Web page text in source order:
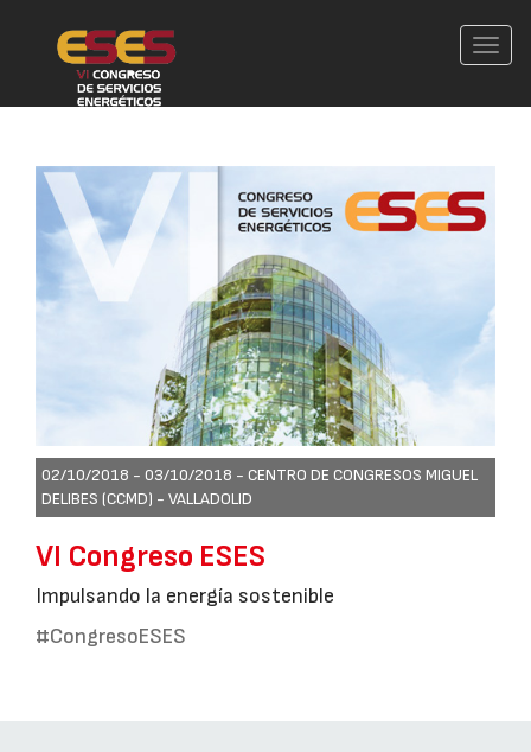
02/10/2018 - 03/10/2018 - CENTRO DE CONGRESOS MIGUEL
DELIBES (CCMD) - VALLADOLID
VI Congreso ESES
Impulsando la energía sostenible
#CongresoESES